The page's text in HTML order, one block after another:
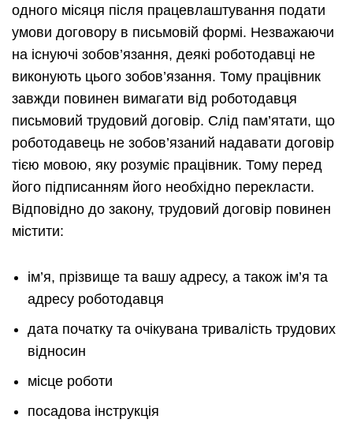
одного місяця після працевлаштування подати
умови договору в письмовій формі. Незважаючи
на існуючі зобов’язання, деякі роботодавці не
виконують цього зобов’язання. Тому працівник
завжди повинен вимагати від роботодавця
письмовий трудовий договір. Слід пам’ятати, що
роботодавець не зобов’язаний надавати договір
тією мовою, яку розуміє працівник. Тому перед
його підписанням його необхідно перекласти.
Відповідно до закону, трудовий договір повинен
містити:
ім’я, прізвище та вашу адресу, а також ім’я та
адресу роботодавця
дата початку та очікувана тривалість трудових
відносин
місце роботи
посадова інструкція